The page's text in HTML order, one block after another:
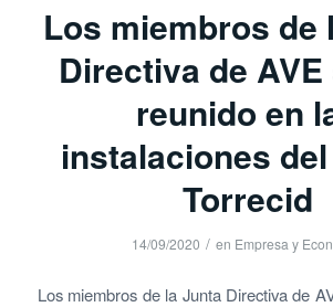
Los miembros de
Directiva de
reunido en
instalaciones
Torrecid
14/09/2020 / en Empresa y
Los miembros de la Junta Directiva de